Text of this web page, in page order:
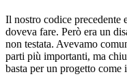
Il nostro codice precedente
doveva fare. Però era un
non testata. Avevamo
parti più importanti, ma
basta per un progetto come